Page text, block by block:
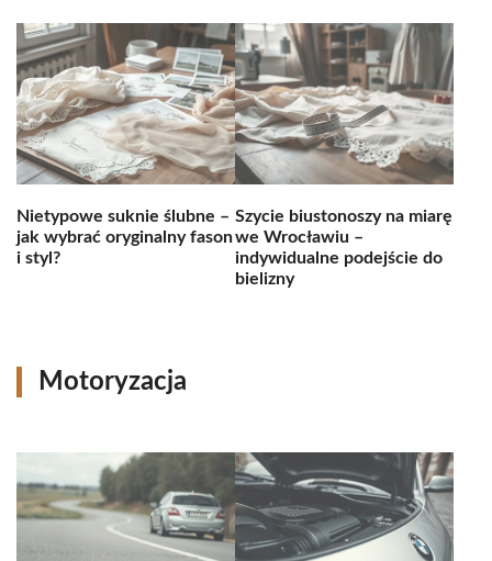
Nietypowe suknie ślubne –
jak wybrać oryginalny fason
i styl?
Szycie biustonoszy na miarę
we Wrocławiu –
indywidualne podejście do
bielizny
Motoryzacja